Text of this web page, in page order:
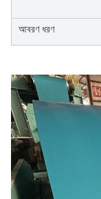
আবরণ ধরণ